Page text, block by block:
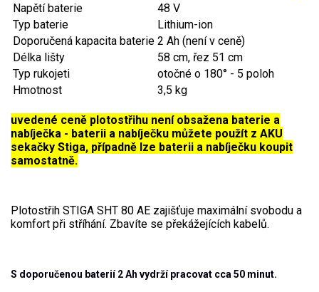
Elektrické pily
Jednoruční pily
Vyvětvovací pily
AKU zahradní technika
Aku křovinořezy a vyžínače
Aku pily
Aku STIHL
Aku AL-KO
Napětí baterie
48 V
Typ baterie
Lithium-ion
Doporučená kapacita baterie 2 Ah (není v ceně)
Délka lišty
58 cm, řez 51 cm
Typ rukojeti
otočné o 180° - 5 poloh
Hmotnost
3,5 kg
uvedené ceně plotostřihu není obsažena baterie a
nabíječka - baterii a nabíječku můžete použít z AKU
sekačky Stiga, případně lze baterii a nabíječku koupit
samostatně.
Plotostřih STIGA SHT 80 AE zajišťuje maximální svobodu a
komfort při stříhání. Zbavíte se překážejících kabelů.
S doporučenou baterií 2 Ah vydrží pracovat cca 50 minut.